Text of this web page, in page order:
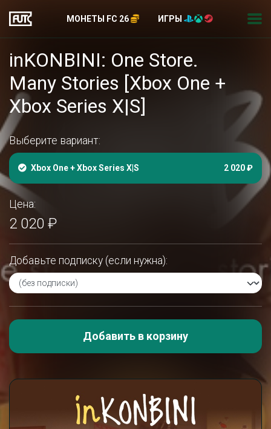
МОНЕТЫ FC 26 ИГРЫ
inKONBINI: One Store.
Many Stories [Xbox One +
Xbox Series X|S]
Выберите вариант:
Xbox One + Xbox Series X|S 2 020 ₽
Цена:
2 020 ₽
Добавьте подписку (если нужна):
Добавить в корзину